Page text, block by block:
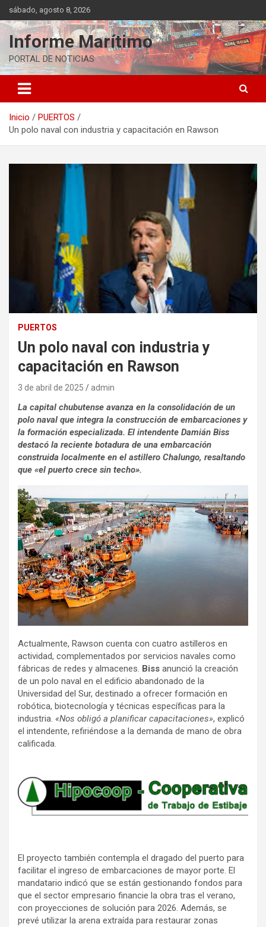
Saltar
al
contenido
sábado, agosto 8, 2026
Informe Marítimo
PORTAL DE NOTICIAS
Inicio
PUERTOS
Un polo naval con industria y capacitación en Rawson
PUERTOS
Un polo naval con industria y
capacitación en Rawson
3 de abril de 2025 admin
La capital chubutense avanza en la consolidación de un
polo naval que integra la construcción de embarcaciones y
la formación especializada. El intendente Damián Biss
destacó la reciente botadura de una embarcación
construida localmente en el astillero Chalungo, resaltando
que «el puerto crece sin techo».
Actualmente, Rawson cuenta con cuatro astilleros en
actividad, complementados por servicios navales como
fábricas de redes y almacenes. Biss anunció la creación
de un polo naval en el edificio abandonado de la
Universidad del Sur, destinado a ofrecer formación en
robótica, biotecnología y técnicas específicas para la
industria. «Nos obligó a planificar capacitaciones», explicó
el intendente, refiriéndose a la demanda de mano de obra
calificada.
El proyecto también contempla el dragado del puerto para
facilitar el ingreso de embarcaciones de mayor porte. El
mandatario indicó que se están gestionando fondos para
que el sector empresario financie la obra tras el verano,
con proyecciones de solución para 2026. Además, se
prevé utilizar la arena extraída para restaurar zonas